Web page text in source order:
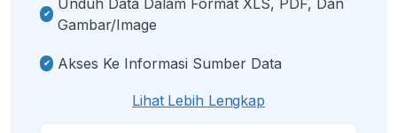
Gambar/image
Akses Ke Informasi Sumber Data
Lihat Lebih Lengkap